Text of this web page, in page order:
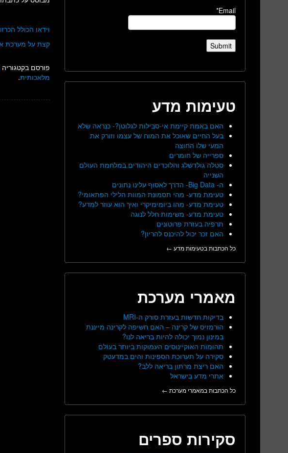
וידאו הכולל
קצת על מערכת
פורסם בקטגוריה
מלאכותית.
Email*
טעימות מדע
האם באמת קיימת אי-סבילות לגלוטן?- כנראה שלא
בעל החיים שאוכל את המוח של עצמו וזורק את
המעי שלו החוצה
ספרייה של חומרים
סטלה גולדשלג והלוכדים היהודים במלחמת העולם
השנייה
ה- Big Data- הדרך לאסוף עלינו נתונים
טעימת מדע- מהי תסמונת המוות הלילי הפתאומי?
טעימת מדע- מהו ביומימיקרי ואיך הוא עוזר למדע?
טעימת מדע- משימות חלל לנוגה
תרפיה בעזרת פרוטונים
האם זכר יכול להיכנס להריון?
כל הכתבות בטעימות מדע ←
מאמרי מערכת
בדיקות חדשות בעזרת סורק ה-MRI
הורמזיס של קרינה – האם חשיפה לקרינה מייננת
במינון נמוך יכולה להיות בריאה לנו?
תהומות האוקיינוסים העמוקות ביותר בעולם
סקירה על תערוכת הספינות והים במדעטק
האם ריצת מרתון בריאה ללב?
אתרי מדע בישראל
כל הכתבות במאמרי מערכת ←
סקירות ספרים